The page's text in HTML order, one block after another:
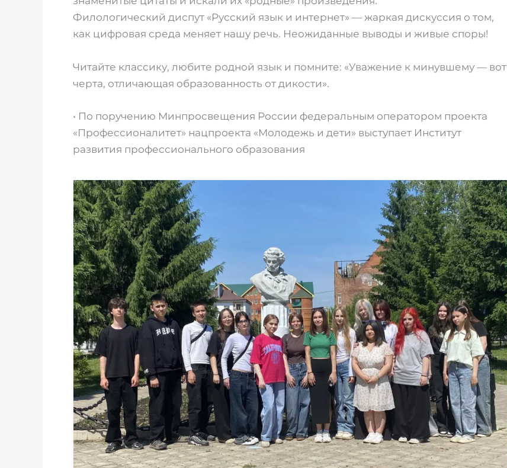
Филологический диспут «Русский язык и интернет» — жаркая дискуссия о том,
как цифровая среда меняет нашу речь. Неожиданные выводы и живые споры!
️Читайте классику, любите родной язык и помните: «Уважение к минувшему — вот
черта, отличающая образованность от дикости».
• По поручению Минпросвещения России федеральным оператором проекта
«Профессионалитет» нацпроекта «Молодежь и дети» выступает Институт
развития профессионального образования